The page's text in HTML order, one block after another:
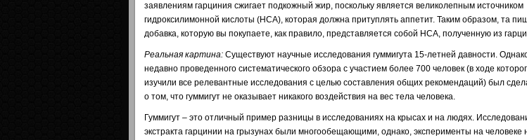
заявлениям гарциния сжигает подкожный жир, поскольку является великолепным источником
гидроксилимонной кислоты (HCA), которая должна притуплять аппетит. Таким образом, та
добавка, которую вы покупаете, как правило, представляется собой HCA, полученную из
Реальная картина: Существуют научные исследования гуммигута 15-летней давности.
недавно проведенного систематического обзора с участием более 700 человек (в ходе
изучили все релевантные исследования с целью составления общих рекомендаций) был
о том, что гуммигут не оказывает никакого воздействия на вес тела человека.
Гуммигут – это отличный пример разницы в исследованиях на крысах и на людях.
экстракта гарцинии на грызунах были многообещающими, однако, эксперименты на человеке